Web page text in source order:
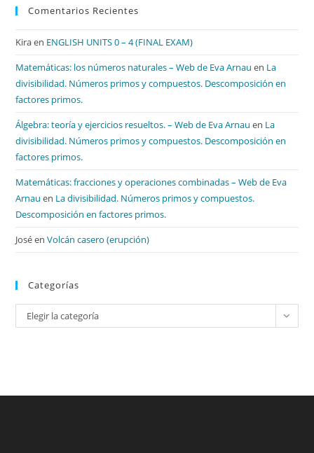
Comentarios Recientes
Kiraen ENGLISH UNITS 0 – 4 (FINAL EXAM)
Matemáticas: los números naturales – Web de Eva Arnau en La
divisibilidad. Números primos y compuestos. Descomposición en
factores primos.
Álgebra: teoría y ejercicios resueltos. – Web de Eva Arnau en La
divisibilidad. Números primos y compuestos. Descomposición en
factores primos.
Matemáticas: fracciones y operaciones combinadas – Web de Eva
Arnau en La divisibilidad. Números primos y compuestos.
Descomposición en factores primos.
JoséenVolcán casero (erupción)
Categorías
Categorías
Elegir la categoría